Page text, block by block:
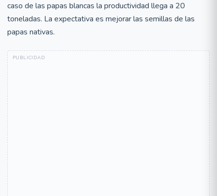
caso de las papas blancas la productividad llega a 20
toneladas. La expectativa es mejorar las semillas de las
papas nativas.